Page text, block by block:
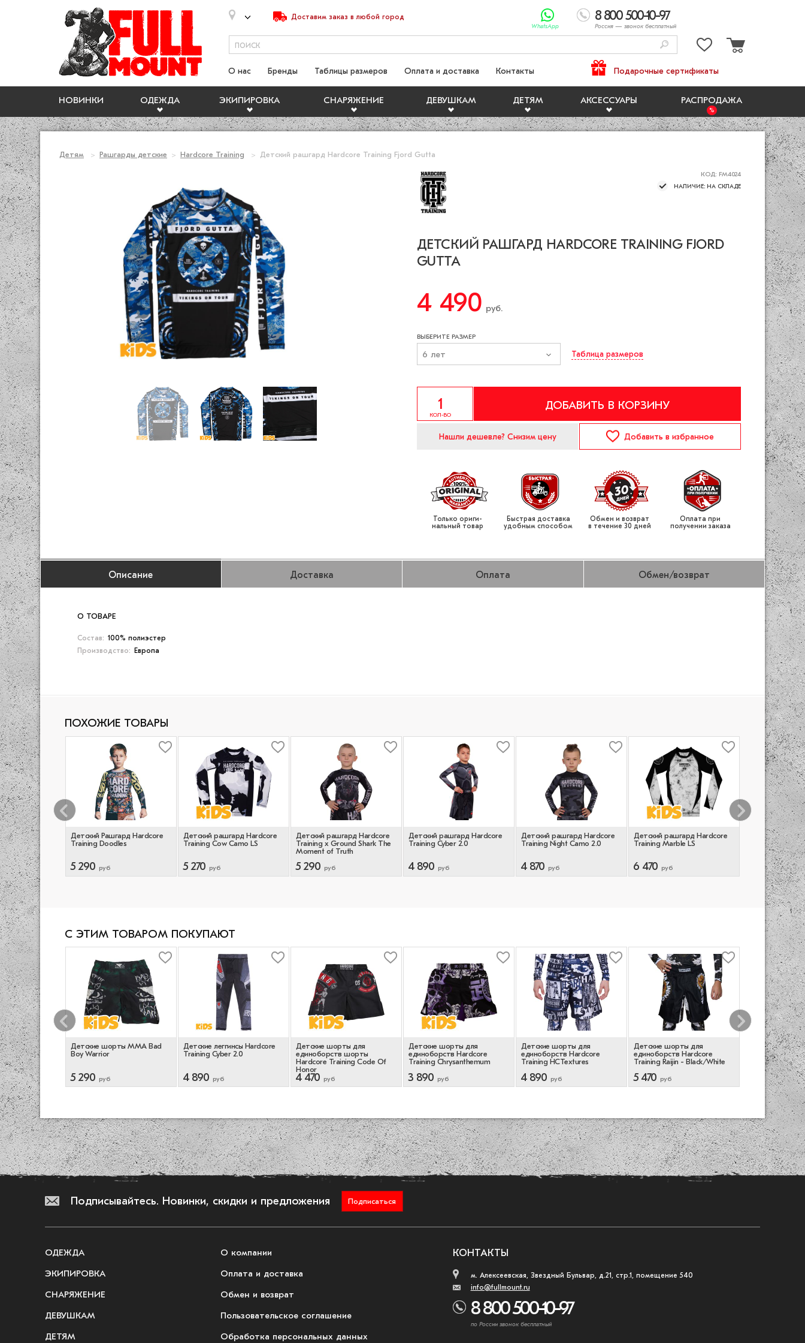
Доставим заказ в любой город 8 800 500-10-97
Россия — звонок бесплатный
WhatsApp
НОВИНКИ ОДЕЖДА ЭКИПИРОВКА СНАРЯЖЕНИЕ ДЕВУШКАМ ДЕТЯМ АКСЕССУАРЫ РАСПРОДАЖА
О нас Бренды Таблицы размеров Оплата и доставка Контакты Подарочные сертификаты
Детям Рашгарды детские Hardcore Training Детский рашгард Hardcore Training Fjord Gutta
КОД: FM4024
НАЛИЧИЕ: НА СКЛАДЕ
ДЕТСКИЙ РАШГАРД HARDCORE TRAINING FJORD
GUTTA
4 490 руб.
ВЫБЕРИТЕ РАЗМЕР
6 лет Таблица размеров
КОЛ-ВО
ДОБАВИТЬ В КОРЗИНУ
Нашли дешевле? Снизим цену Добавить в избранное
Только ориги­
нальный товар
Быстрая доставка
удобным способом
Обмен и возврат
в течение 30 дней
Оплата при
получении заказа
Описание Доставка Оплата Обмен/возврат
О ТОВАРЕ
Состав: 100% полиэстер
Производство:
Европа
ПОХОЖИЕ ТОВАРЫ
Hardcore
Camo
Детский Рашгард Hardcore
Training Doodles
5 290 руб
Детский рашгард Hardcore
Training Cow Camo LS
5 270 руб
Детский рашгард Hardcore
Training х Ground Shark The
Moment of Truth
5 290 руб
Детский рашгард Hardcore
Training Cyber 2.0
4 890 руб
Детский рашгард Hardcore
Training Night Camo 2.0
4 870 руб
Детский рашгард Hardcore
Training Marble LS
6 470 руб
Детский
Chip n Dale LS
5 970 руб
С ЭТИМ ТОВАРОМ ПОКУПАЮТ
для
Hardcore
Fury
Детские шорты ММА Bad
Boy Warrior
5 290 руб
Детские леггинсы Hardcore
Training Cyber 2.0
4 890 руб
Детские шорты для
единоборств шорты
Hardcore Training Code Of
Honor
4 470 руб
Детские шорты для
единоборств Hardcore
Training Chrysanthemum
3 890 руб
Детские шорты для
единоборств Hardcore
Training HCTextures
4 890 руб
Детские шорты для
единоборств Hardcore
Training Raijin - Black/White
5 470 руб
Детские шорты
единоборств
Training Raude
4 290 руб
Подписывайтесь. Новинки, скидки и предложения Подписаться
КОНТАКТЫ
м. Алексеевская, Звездный Бульвар, д.21, стр.1, помещение 540
info@fullmount.ru
8 800 500-10-97
по России звонок бесплатный
ОДЕЖДА
ЭКИПИРОВКА
СНАРЯЖЕНИЕ
ДЕВУШКАМ
ДЕТЯМ
О компании
Оплата и доставка
Обмен и возврат
Пользовательское соглашение
Обработка персональных данных